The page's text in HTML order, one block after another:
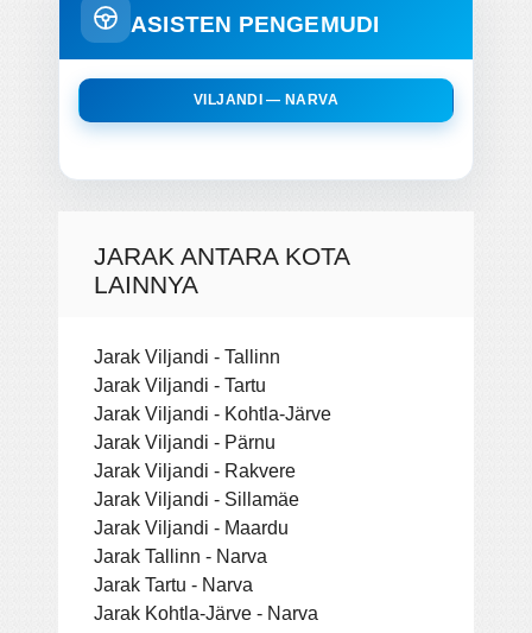
ASISTEN PENGEMUDI
VILJANDI — NARVA
JARAK ANTARA KOTA
LAINNYA
Jarak Viljandi - Tallinn
Jarak Viljandi - Tartu
Jarak Viljandi - Kohtla-Järve
Jarak Viljandi - Pärnu
Jarak Viljandi - Rakvere
Jarak Viljandi - Sillamäe
Jarak Viljandi - Maardu
Jarak Tallinn - Narva
Jarak Tartu - Narva
Jarak Kohtla-Järve - Narva